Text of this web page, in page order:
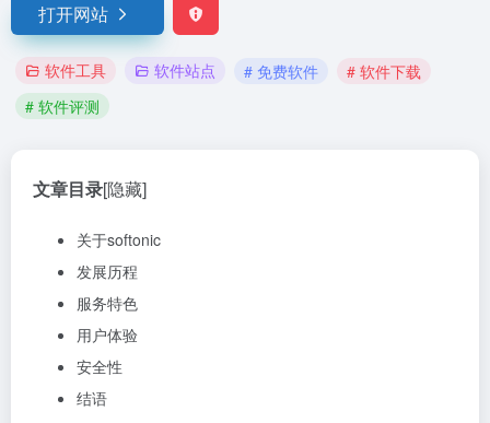
打开网站
软件工具 软件站点 # 免费软件
# 软件下载
# 软件评测
文章目录[隐藏]
关于softonic
发展历程
服务特色
用户体验
安全性
结语